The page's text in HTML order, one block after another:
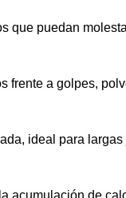
que puedan
frente a golpes,
ideal para largas
acumulación de